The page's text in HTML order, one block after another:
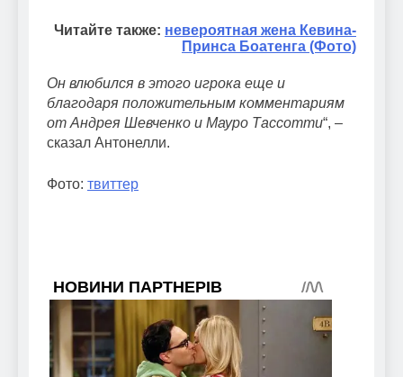
Читайте также: невероятная жена Кевина-
Принса Боатенга (Фото)
Он влюбился в этого игрока еще и
благодаря положительным комментариям
от Андрея Шевченко и Мауро Тассотти“, –
сказал Антонелли.
Фото: твиттер